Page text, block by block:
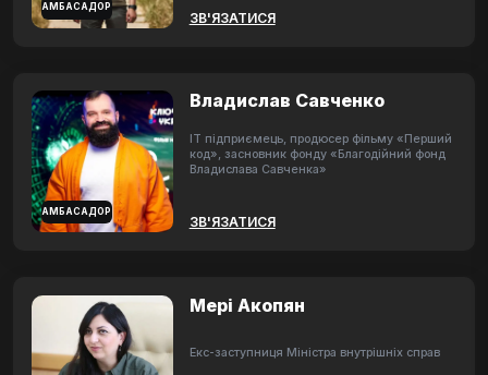
АМБАСАДОР
ЗВ'ЯЗАТИСЯ
АМБАСАДОР
Владислав Савченко
ІТ підприємець, продюсер фільму «Перший
код», засновник фонду «Благодійний фонд
Владислава Савченка»
ЗВ'ЯЗАТИСЯ
Мері Акопян
Екс-заступниця Міністра внутрішніх справ